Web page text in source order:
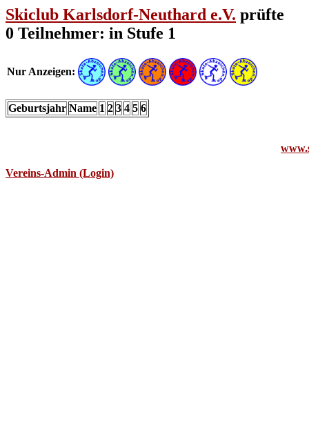
Skiclub Karlsdorf-Neuthard e.V. prüfte
0 Teilnehmer: in Stufe 1
Nur Anzeigen:
Geburtsjahr Name 1 2 3 4 5 6
Vereins-Admin (Login)